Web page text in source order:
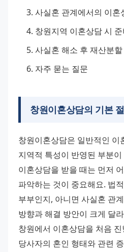
사실혼 관계에서의 이혼
창원지역 이혼상담 시
사실혼 해소 후 재산분할
자주 묻는 질문
창원이혼상담의 기본
창원이혼상담은 일반적인 이
지역적 특성이 반영된 부분
이혼상담을 받을 때는 먼저
파악하는 것이 중요해요. 법
부부인지, 아니면 사실혼 관
방향과 해결 방안이 크게 달
창원에서 이혼상담을 처음
당사자의 혼인 형태와 관련